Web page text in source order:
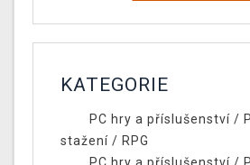
KATEGORIE
PC hry a příslušenství/
stažení / RPG